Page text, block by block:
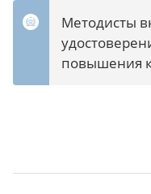
Методисты
повышения